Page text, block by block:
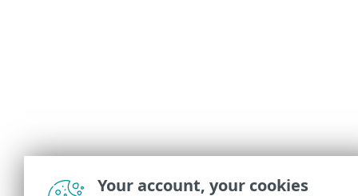
Your account, your cookies